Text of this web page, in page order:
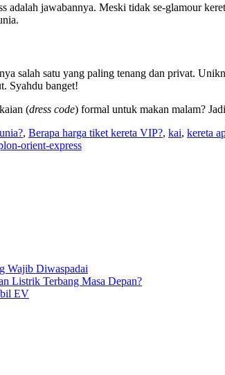
jawabannya. Meski tidak se-glamour
salah satu yang paling tenang dan privat.
Syahdu banget!
(dress code) formal untuk makan malam?
, Berapa harga tiket kereta VIP?, kai, kereta
orient-express
Wajib Diwaspadai
Listrik Terbang Masa Depan?
EV